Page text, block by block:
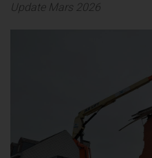
Update Mars 2026